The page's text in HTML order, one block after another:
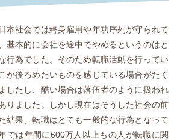
本社会では終身雇用や年功序列が守られて
基本的に会社を途中でやめるというのはと
行為でした。そのため転職活動を行ってい
か後ろめたいものを感じている場合がたく
したし、酷い場合は落伍者のように扱われ
りました。しかし現在はそうした社会の前
結果、転職はとても一般的な行為となって
では年間に600万人以上もの人が転職に関